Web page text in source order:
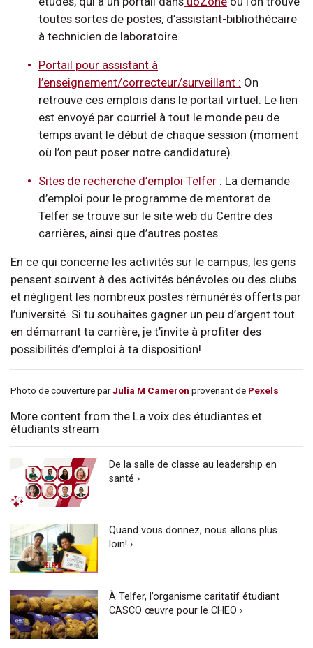
toutes sortes de postes, d’assistant-bibliothécaire
à technicien de laboratoire.
Portail pour assistant à
l’enseignement/correcteur/surveillant : On
retrouve ces emplois dans le portail virtuel. Le lien
est envoyé par courriel à tout le monde peu de
temps avant le début de chaque session (moment
où l’on peut poser notre candidature).
Sites de recherche d’emploi Telfer : La demande
d’emploi pour le programme de mentorat de
Telfer se trouve sur le site web du Centre des
carrières, ainsi que d’autres postes.
En ce qui concerne les activités sur le campus, les gens
pensent souvent à des activités bénévoles ou des clubs
et négligent les nombreux postes rémunérés offerts par
l’université. Si tu souhaites gagner un peu d’argent tout
en démarrant ta carrière, je t’invite à profiter des
possibilités d’emploi à ta disposition!
Photo de couverture parJulia M Cameron provenant de Pexels
More content from the La voix des étudiantes et
étudiants stream
De la salle de classe au leadership en
santé ›
Quand vous donnez, nous allons plus
loin! ›
À Telfer, l’organisme caritatif étudiant
CASCO œuvre pour le CHEO ›